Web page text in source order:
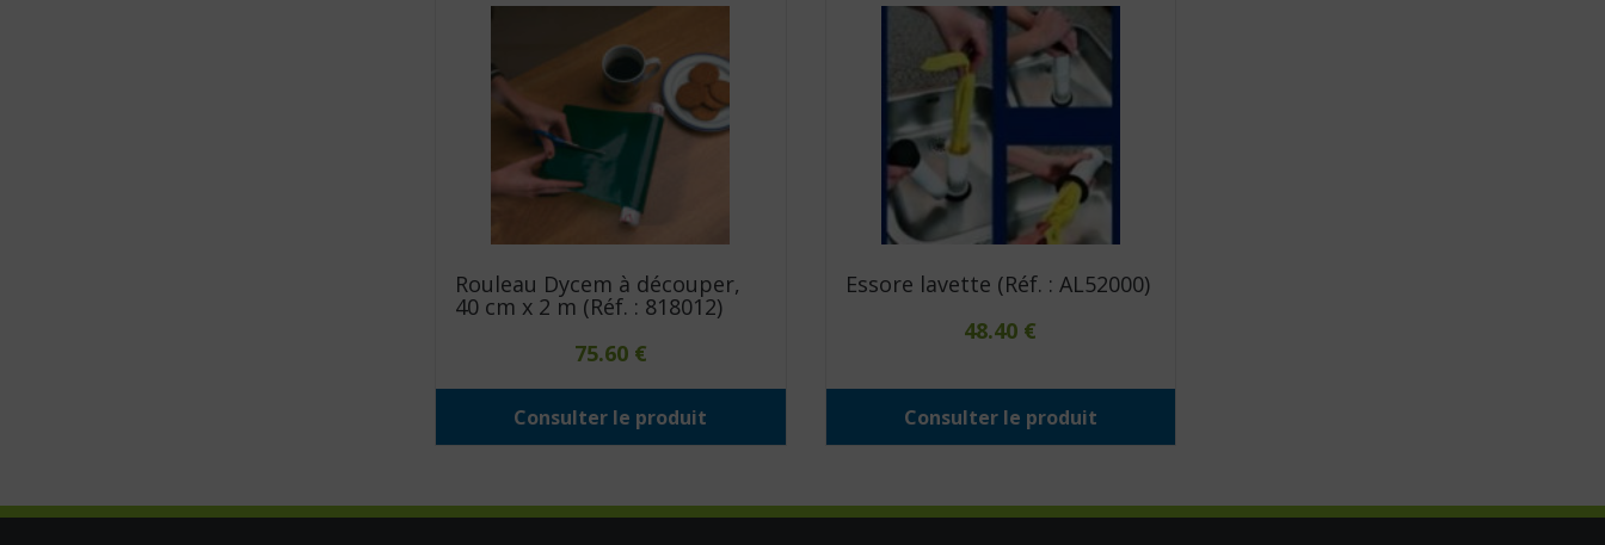
Rouleau Dycem à découper,
40 cm x 2 m (Réf. : 818012)
75.60 €
Consulter le produit
Essore lavette (Réf. : AL52000)
48.40 €
Consulter le produit